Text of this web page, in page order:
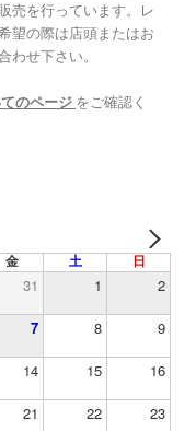
売を行っています。レ
望の際は店頭またはお
わせ下さい。
のページ をご確認く
金 土 日
31 1 2
7 8 9
14 15 16
21 22 23